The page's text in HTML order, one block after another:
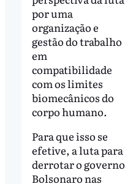
por uma
organização e
gestão do trabalho
em
compatibilidade
com os limites
biomecânicos do
corpo humano.
Para que isso se
efetive, a luta para
derrotar o governo
Bolsonaro nas